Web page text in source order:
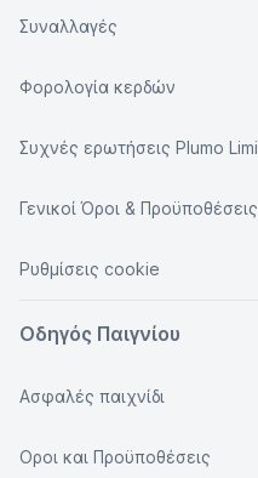
Συναλλαγές
Φορολογία κερδών
Συχνές ερωτήσεις Plumo
Γενικοί Όροι &
Ρυθμίσεις cookie
Οδηγός Παιγνίου
Ασφαλές παιχνίδι
Οροι και Προϋποθέσεις